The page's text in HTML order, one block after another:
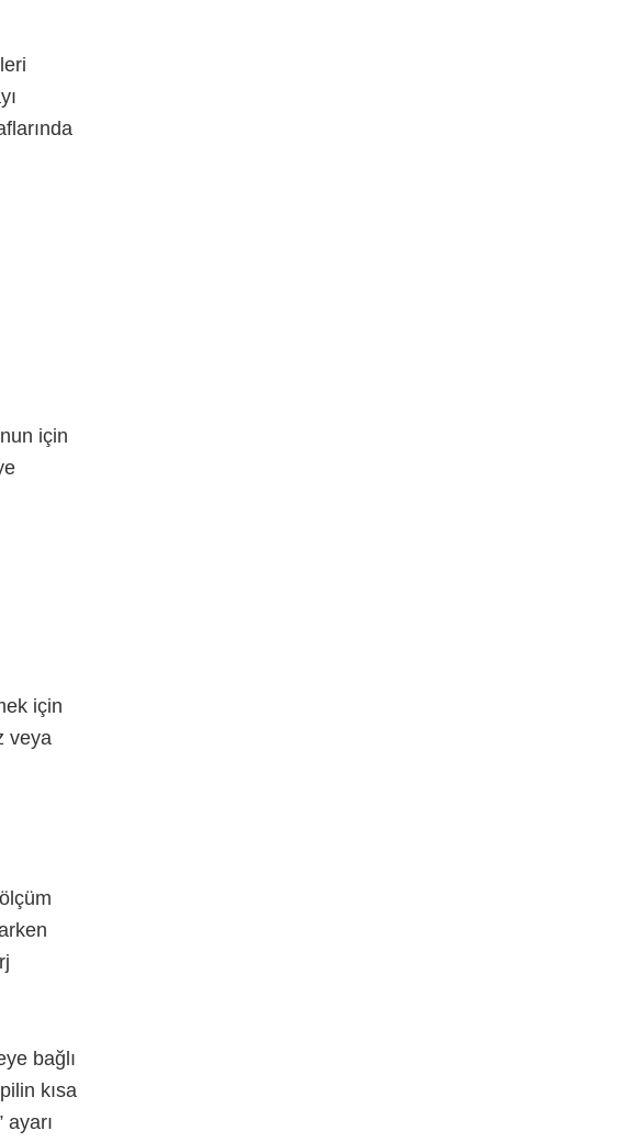
için
için
veya
bağlı
kısa
ayarı